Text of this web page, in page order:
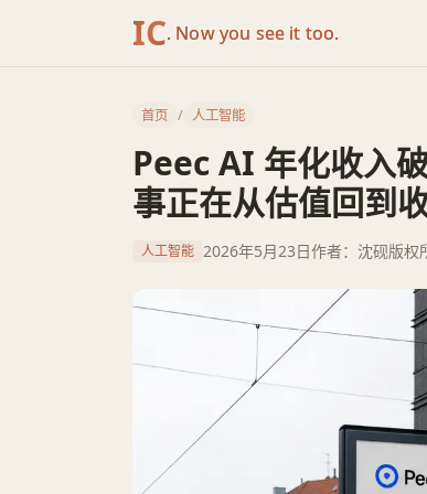
IC. Now you see it too.
首页 / 人工智能
Peec AI 年化收入
事正在从估值回到
人工智能 2026年5月23日作者：沈砚版权